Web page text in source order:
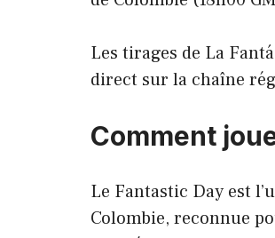
Les tirages de La
direct sur la chaîne
Comment
Le Fantastic Day est
Colombie, reconnue